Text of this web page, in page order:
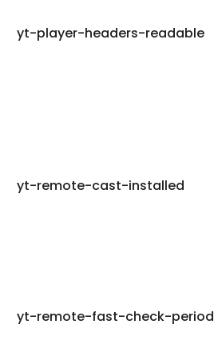
yt-player-headers-readable
yt-remote-cast-installed
yt-remote-fast-check-period